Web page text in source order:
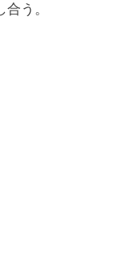
う。